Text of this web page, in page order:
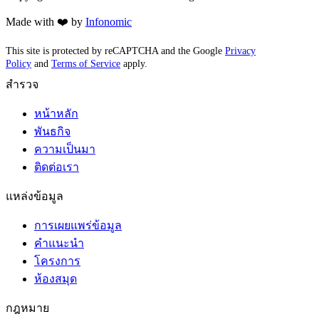
Made with ❤️ by Infonomic
This site is protected by reCAPTCHA and the Google Privacy
Policy and Terms of Service apply.
สำรวจ
หน้าหลัก
พันธกิจ
ความเป็นมา
ติดต่อเรา
แหล่งข้อมูล
การเผยแพร่ข้อมูล
คำแนะนำ
โครงการ
ห้องสมุด
กฎหมาย